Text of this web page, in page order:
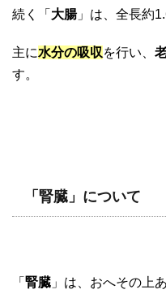
続く「 大腸」は、全長約
主に水分の吸収を行い、
す。
「腎臓」について
「 腎臓 」は、おへその上